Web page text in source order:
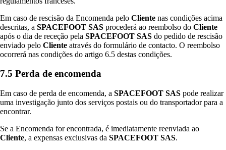
Em caso de rescisão da Encomenda pelo Cliente nas condições acima
descritas, a SPACEFOOT SAS procederá ao reembolso do Cliente
após o dia de receção pela SPACEFOOT SAS do pedido de rescisão
enviado pelo Cliente através do formulário de contacto. O reembolso
ocorrerá nas condições do artigo 6.5 destas condições.
7.5 Perda de encomenda
Em caso de perda de encomenda, a SPACEFOOT SAS pode realizar
uma investigação junto dos serviços postais ou do transportador para a
encontrar.
Se a Encomenda for encontrada, é imediatamente reenviada ao
Cliente, a expensas exclusivas da SPACEFOOT SAS.